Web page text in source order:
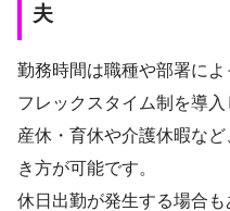
夫
勤務時間は職種や部署に
フレックスタイム制を導入
産休・育休や介護休暇な
き方が可能です。
休日出勤が発生する場合